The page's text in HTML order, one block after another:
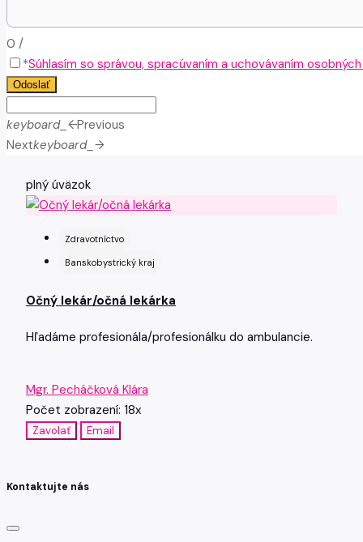
0 /
*Súhlasím so správou, spracúvaním a uchovávaním
Odoslať
keyboard_arrow_leftPrevious
Nextkeyboard_arrow_right
plný úväzok
Zdravotníctvo
Banskobystrický kraj
Očný lekár/očná lekárka
Hľadáme profesionála/profesionálku do ambulancie.
Mgr. Pecháčková Klára
Počet zobrazení: 18x
Zavolať Email
Kontaktujte nás